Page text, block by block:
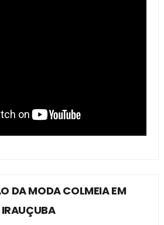
DA MODA COLMEIA EM
IRAUÇUBA